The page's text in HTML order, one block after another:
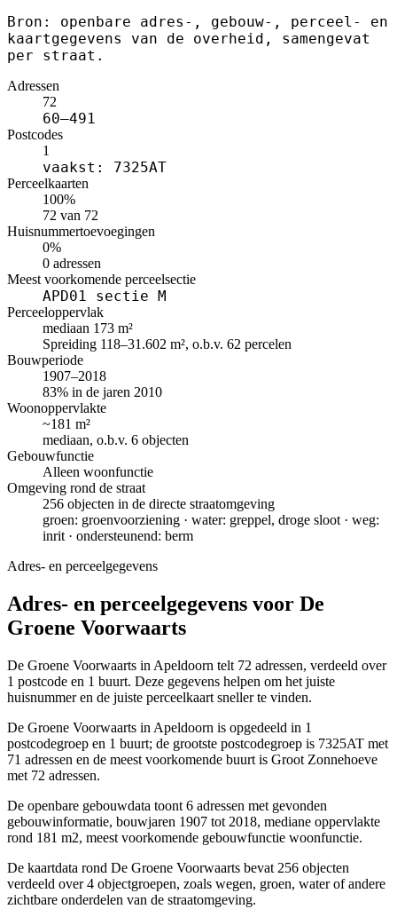
Bron: openbare adres-, gebouw-, perceel- en
kaartgegevens van de overheid, samengevat
per straat.
Adressen
72
60–491
Postcodes
1
vaakst: 7325AT
Perceelkaarten
100%
72 van 72
Huisnummertoevoegingen
0%
0 adressen
Meest voorkomende perceelsectie
APD01 sectie M
Perceeloppervlak
mediaan 173 m²
Spreiding 118–31.602 m², o.b.v. 62 percelen
Bouwperiode
1907–2018
83% in de jaren 2010
Woonoppervlakte
~181 m²
mediaan, o.b.v. 6 objecten
Gebouwfunctie
Alleen woonfunctie
Omgeving rond de straat
256 objecten in de directe straatomgeving
groen: groenvoorziening · water: greppel, droge sloot · weg:
inrit · ondersteunend: berm
Adres- en perceelgegevens
Adres- en perceelgegevens voor De
Groene Voorwaarts
De Groene Voorwaarts in Apeldoorn telt 72 adressen, verdeeld over
1 postcode en 1 buurt. Deze gegevens helpen om het juiste
huisnummer en de juiste perceelkaart sneller te vinden.
De Groene Voorwaarts in Apeldoorn is opgedeeld in 1
postcodegroep en 1 buurt; de grootste postcodegroep is 7325AT met
71 adressen en de meest voorkomende buurt is Groot Zonnehoeve
met 72 adressen.
De openbare gebouwdata toont 6 adressen met gevonden
gebouwinformatie, bouwjaren 1907 tot 2018, mediane oppervlakte
rond 181 m2, meest voorkomende gebouwfunctie woonfunctie.
De kaartdata rond De Groene Voorwaarts bevat 256 objecten
verdeeld over 4 objectgroepen, zoals wegen, groen, water of andere
zichtbare onderdelen van de straatomgeving.